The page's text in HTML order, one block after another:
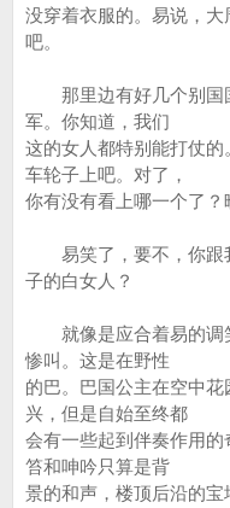
没穿着衣服的。易说，
吧。
那里边有好几个别国
军。你知道，我们
这的女人都特别能打仗
车轮子上吧。对了，
你有没有看上哪一个了？
易笑了，要不，你跟
子的白女人？
就像是应合着易的调
惨叫。这是在野性
的巴。巴国公主在空中
兴，但是自始至终都
会有一些起到伴奏作用
笞和呻吟只算是背
景的和声，楼顶后沿的